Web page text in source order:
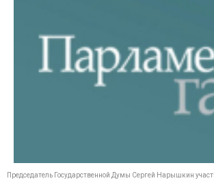
Председатель Государственной Думы Сергей Нарышкин